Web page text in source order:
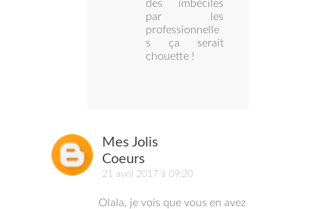
des imbéciles
par les
professionnelle
s ça serait
chouette !
Mes Jolis
Coeurs
21 avril 2017 à 09:20
Olala, je vois que vous en avez